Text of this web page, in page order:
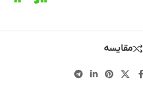
مقایسه